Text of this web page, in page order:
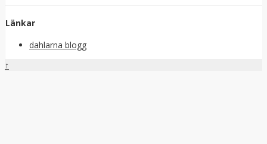
Länkar
dahlarna blogg
↑